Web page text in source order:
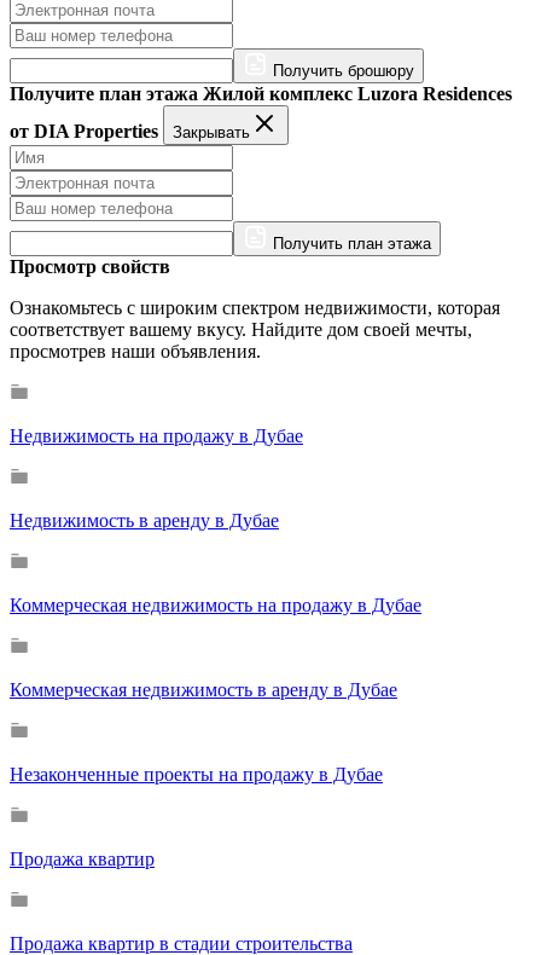
Получить брошюру
Получите план этажа Жилой комплекс Luzora Residences
от DIA Properties
Закрывать
Получить план этажа
Просмотр свойств
Ознакомьтесь с широким спектром недвижимости, которая
соответствует вашему вкусу. Найдите дом своей мечты,
просмотрев наши объявления.
Недвижимость на продажу в Дубае
Недвижимость в аренду в Дубае
Коммерческая недвижимость на продажу в Дубае
Коммерческая недвижимость в аренду в Дубае
Незаконченные проекты на продажу в Дубае
Продажа квартир
Продажа квартир в стадии строительства